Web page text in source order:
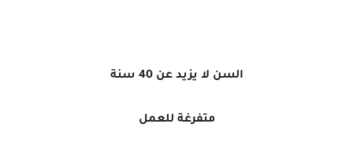
السن لا يزيد عن 40 سنة
متفرغة للعمل